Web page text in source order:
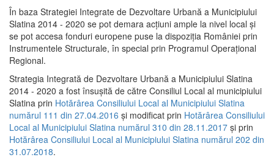
În baza Strategiei Integrate de Dezvoltare Urbană a Municipiului
Slatina 2014 - 2020 se pot demara acţiuni ample la nivel local şi
se pot accesa fonduri europene puse la dispoziţia României prin
Instrumentele Structurale, în special prin Programul Operațional
Regional.
Strategia Integrată de Dezvoltare Urbană a Municipiului Slatina
2014 - 2020 a fost însuşită de către Consiliul Local al municipiului
Slatina prin Hotărârea Consiliului Local al Municipiului Slatina
numărul 111 din 27.04.2016 și modificat prin Hotărârea Consiliului
Local al Municipiului Slatina numărul 310 din 28.11.2017 și prin
Hotărârea Consiliului Local al Municipiului Slatina numărul 202 din
31.07.2018.